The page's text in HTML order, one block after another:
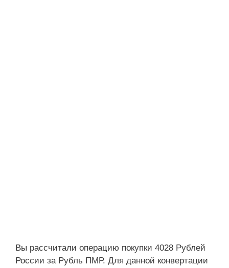
Вы рассчитали операцию покупки 4028 Рублей
России за Рубль ПМР. Для данной конвертации